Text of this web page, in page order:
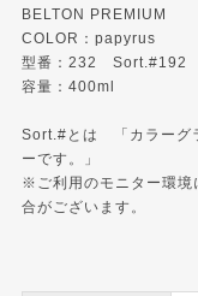
BELTON PREMIUM
COLOR：papyrus
型番：232 Sort.#192
容量：400ml
Sort.#とは 「カラーグ
ーです。」
※ご利用のモニター環境
合がございます。